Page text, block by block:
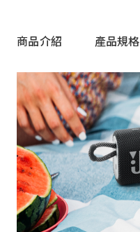
商品介紹 產品規格